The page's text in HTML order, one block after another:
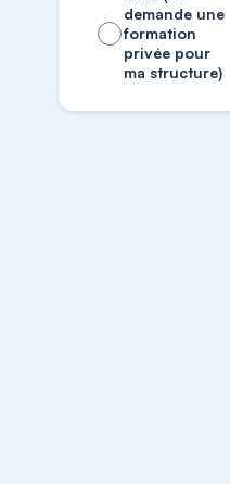
demande une
formation
privée pour
ma structure)